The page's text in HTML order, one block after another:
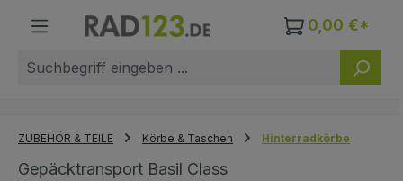
Zum Hauptinhalt springen 0,00 €*
ZUBEHÖR & TEILE Körbe & Taschen Hinterradkörbe
Gepäcktransport Basil Class